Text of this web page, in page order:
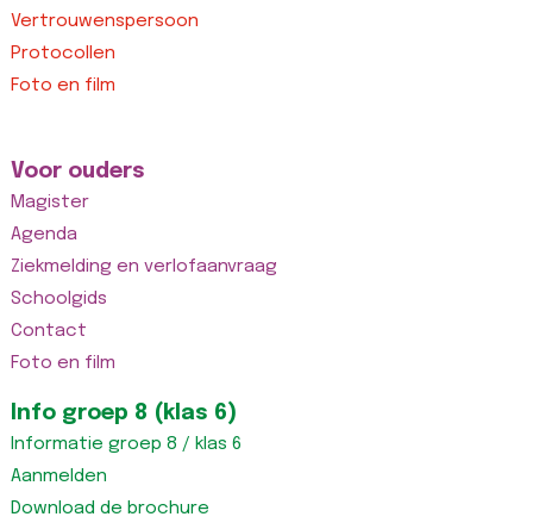
Vertrouwenspersoon
Protocollen
Foto en film
Voor ouders
Magister
Agenda
Ziekmelding en verlofaanvraag
Schoolgids
Contact
Foto en film
Info groep 8 (klas 6)
Informatie groep 8 / klas 6
Aanmelden
Download de brochure